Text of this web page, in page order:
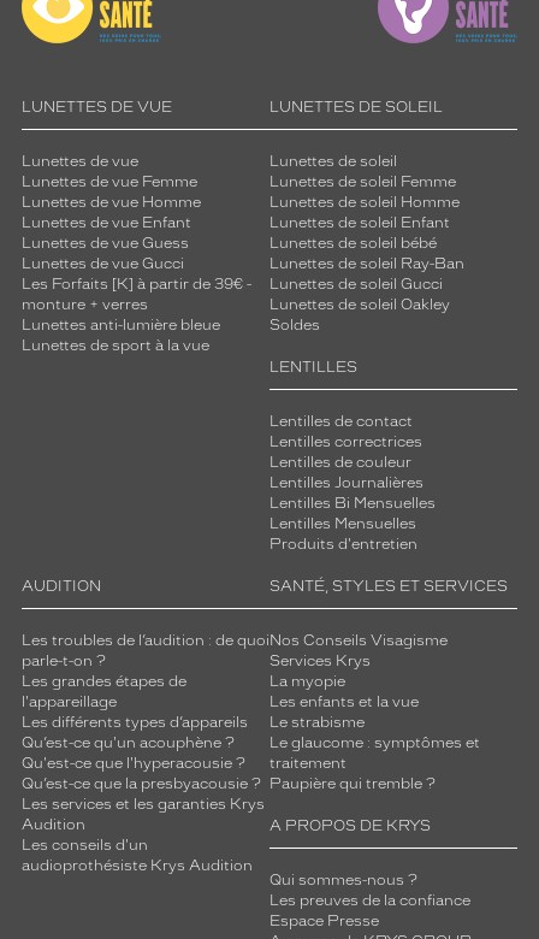
LUNETTES DE VUE
Lunettes de vue
Lunettes de vue Femme
Lunettes de vue Homme
Lunettes de vue Enfant
Lunettes de vue Guess
Lunettes de vue Gucci
Les Forfaits [K] à partir de 39€ -
monture + verres
Lunettes anti-lumière bleue
Lunettes de sport à la vue
LUNETTES DE SOLEIL
Lunettes de soleil
Lunettes de soleil Femme
Lunettes de soleil Homme
Lunettes de soleil Enfant
Lunettes de soleil bébé
Lunettes de soleil Ray-Ban
Lunettes de soleil Gucci
Lunettes de soleil Oakley
Soldes
LENTILLES
Lentilles de contact
Lentilles correctrices
Lentilles de couleur
Lentilles Journalières
Lentilles Bi Mensuelles
Lentilles Mensuelles
Produits d'entretien
AUDITION
Les troubles de l’audition : de quoi
parle-t-on ?
Les grandes étapes de
l'appareillage
Les différents types d’appareils
Qu’est-ce qu'un acouphène ?
Qu'est-ce que l'hyperacousie ?
Qu’est-ce que la presbyacousie ?
Les services et les garanties Krys
Audition
Les conseils d'un
audioprothésiste Krys Audition
SANTÉ, STYLES ET SERVICES
Nos Conseils Visagisme
Services Krys
La myopie
Les enfants et la vue
Le strabisme
Le glaucome : symptômes et
traitement
Paupière qui tremble ?
A PROPOS DE KRYS
Qui sommes-nous ?
Les preuves de la confiance
Espace Presse